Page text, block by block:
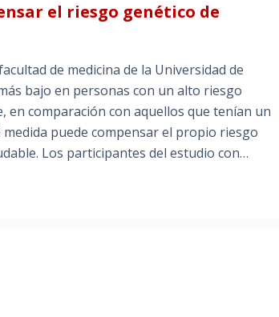
el riesgo genético de
de medicina de la Universidad de
bajo en personas con un alto riesgo
en comparación con aquellos que tenían un
puede compensar el propio riesgo
Los participantes del estudio con…